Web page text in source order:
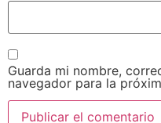
Guarda mi nombre,
navegador para la